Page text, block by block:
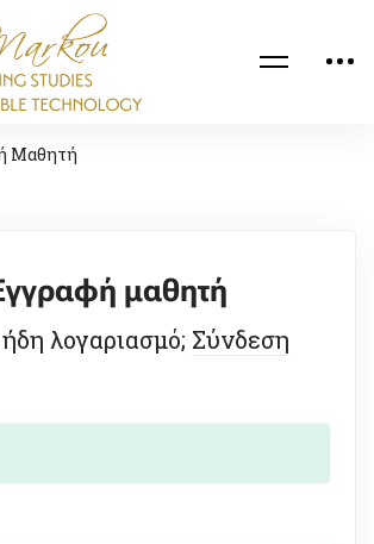
Μαθητή
μαθητή
λογαριασμό; Σύνδεση